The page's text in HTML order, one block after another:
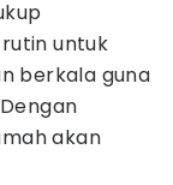
untuk
berkala guna
akan